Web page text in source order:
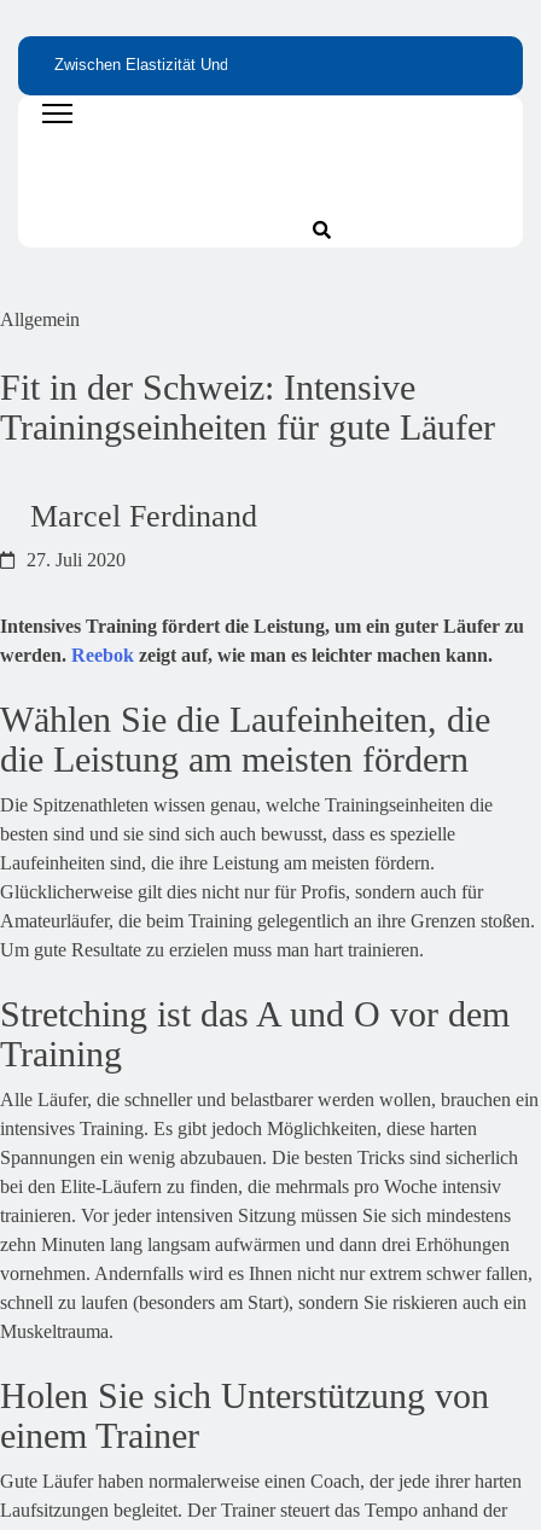
Zwischen Elastizität Und
Stabilität: Proteine Als
Grundlage Von Haut Und
Bittertropfen – Was
Nährstofflücken
Allgemein
Fit in der Schweiz: Intensive
Trainingseinheiten für gute Läufer
Marcel Ferdinand
27. Juli 2020
Intensives Training fördert die Leistung, um ein guter Läufer zu
werden. Reebok zeigt auf, wie man es leichter machen kann.
Wählen Sie die Laufeinheiten, die
die Leistung am meisten fördern
Die Spitzenathleten wissen genau, welche Trainingseinheiten die
besten sind und sie sind sich auch bewusst, dass es spezielle
Laufeinheiten sind, die ihre Leistung am meisten fördern.
Glücklicherweise gilt dies nicht nur für Profis, sondern auch für
Amateurläufer, die beim Training gelegentlich an ihre Grenzen stoßen.
Um gute Resultate zu erzielen muss man hart trainieren.
Stretching ist das A und O vor dem
Training
Alle Läufer, die schneller und belastbarer werden wollen, brauchen ein
intensives Training. Es gibt jedoch Möglichkeiten, diese harten
Spannungen ein wenig abzubauen. Die besten Tricks sind sicherlich
bei den Elite-Läufern zu finden, die mehrmals pro Woche intensiv
trainieren. Vor jeder intensiven Sitzung müssen Sie sich mindestens
zehn Minuten lang langsam aufwärmen und dann drei Erhöhungen
vornehmen. Andernfalls wird es Ihnen nicht nur extrem schwer fallen,
schnell zu laufen (besonders am Start), sondern Sie riskieren auch ein
Muskeltrauma.
Holen Sie sich Unterstützung von
einem Trainer
Gute Läufer haben normalerweise einen Coach, der jede ihrer harten
Laufsitzungen begleitet. Der Trainer steuert das Tempo anhand der